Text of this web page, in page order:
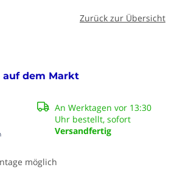
Zurück zur Übersicht
auf dem Markt
An Werktagen vor 13:30
Uhr bestellt, sofort
Versandfertig
möglich